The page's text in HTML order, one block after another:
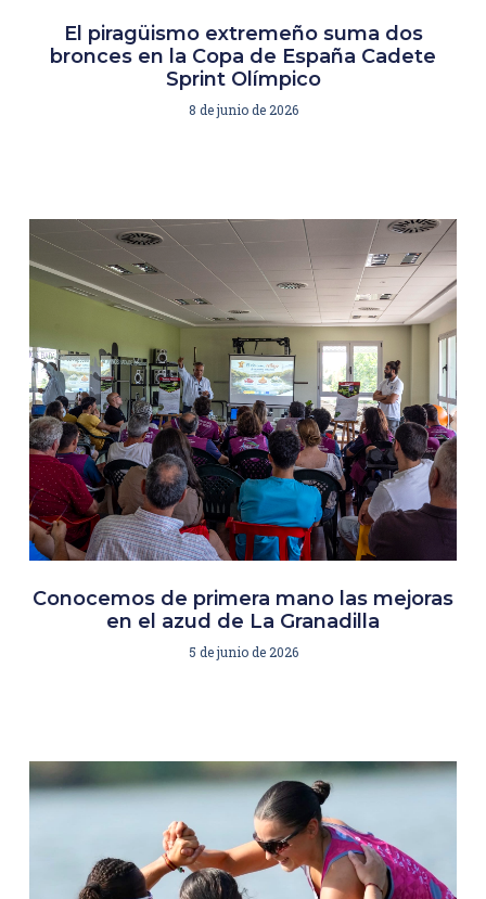
El piragüismo extremeño suma dos
bronces en la Copa de España Cadete
Sprint Olímpico
8 de junio de 2026
Conocemos de primera mano las mejoras
en el azud de La Granadilla
5 de junio de 2026